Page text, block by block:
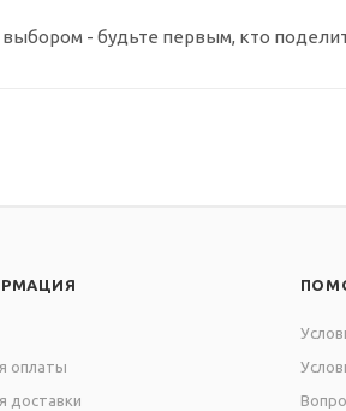
- будьте первым, кто
оплаты
доставки